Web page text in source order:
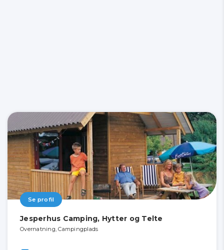
Se profil
Jesperhus Camping, Hytter og Telte
Overnatning, Campingplads